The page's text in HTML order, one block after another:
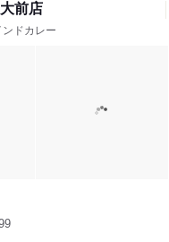
前店
ドカレー